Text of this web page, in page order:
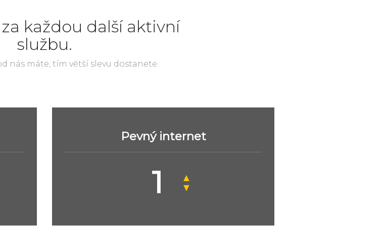
každou další aktivní
službu.
nás máte, tím větší slevu dostanete.
Pevný internet
▲
▼